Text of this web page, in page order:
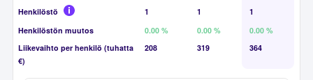
Henkilöstö 1 1
1
Henkilöstön muutos
0.00 % 0.00 %
0.00 %
Liikevaihto per henkilö (tuhatta
€)
208 319 364